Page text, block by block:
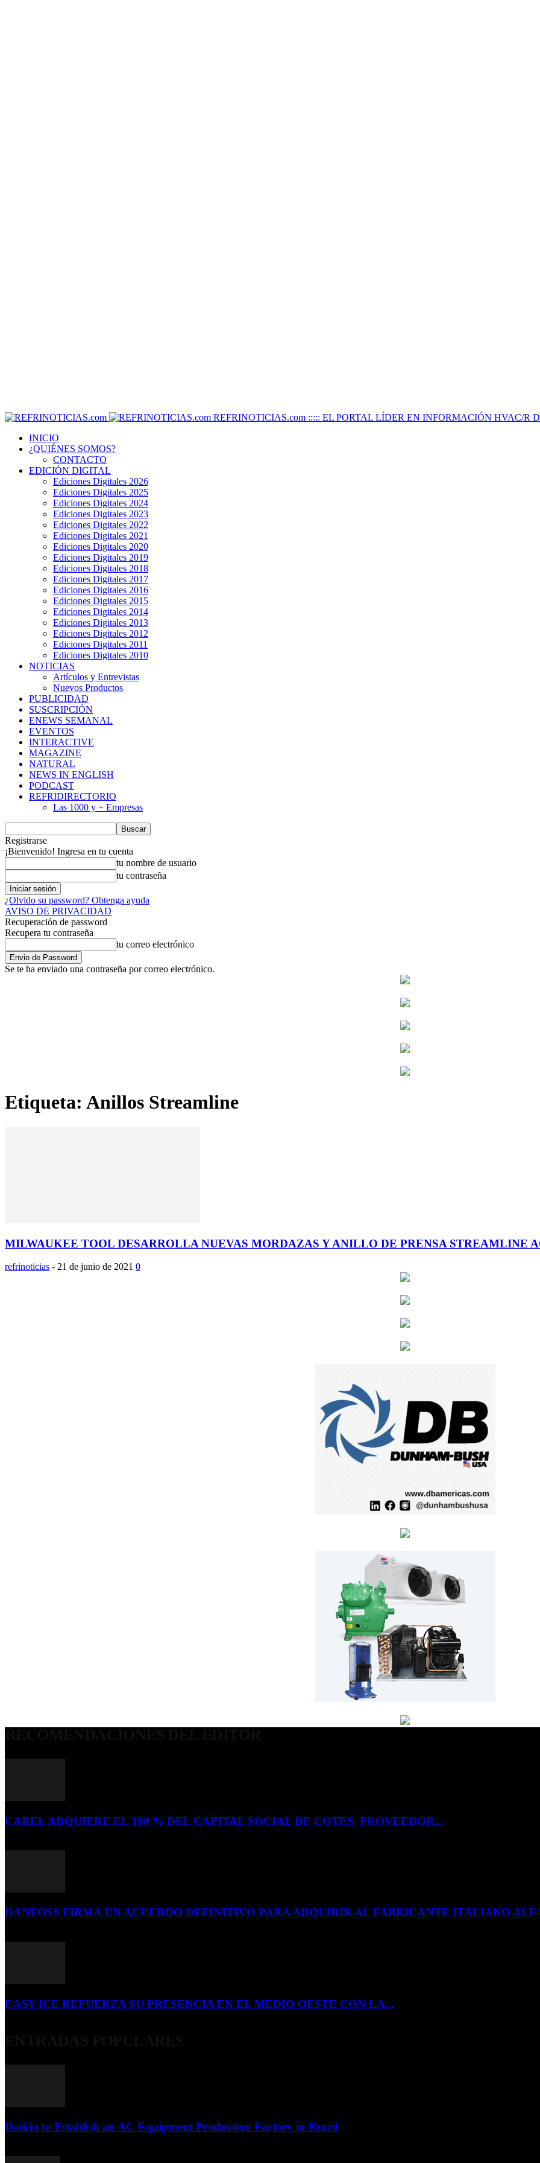
REFRINOTICIAS.com ::::: EL PORTAL LÍDER EN INFORMACIÓN HVAC/R
INICIO
¿QUIÉNES SOMOS?
CONTACTO
EDICIÓN DIGITAL
Ediciones Digitales 2026
Ediciones Digitales 2025
Ediciones Digitales 2024
Ediciones Digitales 2023
Ediciones Digitales 2022
Ediciones Digitales 2021
Ediciones Digitales 2020
Ediciones Digitales 2019
Ediciones Digitales 2018
Ediciones Digitales 2017
Ediciones Digitales 2016
Ediciones Digitales 2015
Ediciones Digitales 2014
Ediciones Digitales 2013
Ediciones Digitales 2012
Ediciones Digitales 2011
Ediciones Digitales 2010
NOTICIAS
Artículos y Entrevistas
Nuevos Productos
PUBLICIDAD
SUSCRIPCIÓN
ENEWS SEMANAL
EVENTOS
INTERACTIVE
MAGAZINE
NATURAL
NEWS IN ENGLISH
PODCAST
REFRIDIRECTORIO
Las 1000 y + Empresas
Registrarse
¡Bienvenido! Ingresa en tu cuenta
tu nombre de usuario
tu contraseña
¿Olvido su password? Obtenga ayuda
AVISO DE PRIVACIDAD
Recuperación de password
Recupera tu contraseña
tu correo electrónico
Se te ha enviado una contraseña por correo electrónico.
Etiqueta: Anillos Streamline
MILWAUKEE TOOL DESARROLLA NUEVAS MORDAZAS Y ANILLO DE PRENSA STREAMLINE
refrinoticias - 21 de junio de 2021 0
CAREL ADQUIERE EL 100 % DEL CAPITAL SOCIAL DE COTES, PROVEEDOR...
DANFOSS FIRMA UN ACUERDO DEFINITIVO PARA ADQUIRIR AL FABRICANTE ITALIANO
EASY ICE REFUERZA SU PRESENCIA EN EL MEDIO OESTE CON LA...
Daikin to Establish an AC Equipment Production Factory in Brazil